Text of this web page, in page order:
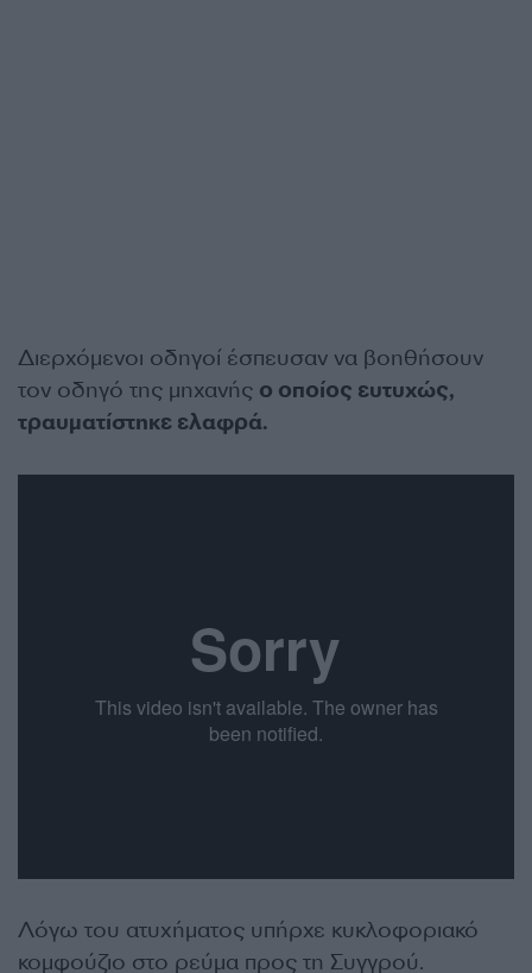
Διερχόμενοι οδηγοί έσπευσαν να βοηθήσουν
τον οδηγό της μηχανής ο οποίος ευτυχώς,
τραυματίστηκε ελαφρά.
Λόγω του ατυχήματος υπήρχε κυκλοφοριακό
κομφούζιο στο ρεύμα προς τη Συγγρού.